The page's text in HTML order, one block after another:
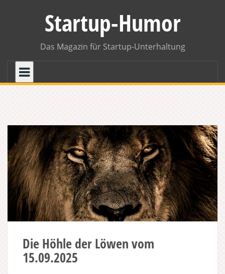
Startup-Humor
Das Magazin für Startup-Unterhaltung
Die Höhle der Löwen vom
15.09.2025